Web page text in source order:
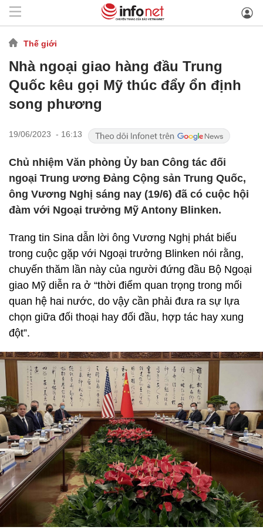
Thế giới
Nhà ngoại giao hàng đầu Trung
Quốc kêu gọi Mỹ thúc đẩy ổn định
song phương
19/06/2023 - 16:13
Chủ nhiệm Văn phòng Ủy ban Công tác đối
ngoại Trung ương Đảng Cộng sản Trung Quốc,
ông Vương Nghị sáng nay (19/6) đã có cuộc hội
đàm với Ngoại trưởng Mỹ Antony Blinken.
Trang tin Sina dẫn lời ông Vương Nghị phát biểu
trong cuộc gặp với Ngoại trưởng Blinken nói rằng,
chuyến thăm lần này của người đứng đầu Bộ Ngoại
giao Mỹ diễn ra ở “thời điểm quan trọng trong mối
quan hệ hai nước, do vậy cần phải đưa ra sự lựa
chọn giữa đối thoại hay đối đầu, hợp tác hay xung
đột”.